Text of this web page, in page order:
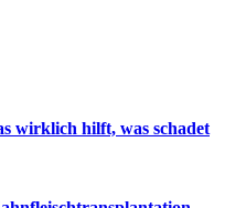
wirklich hilft, was schadet